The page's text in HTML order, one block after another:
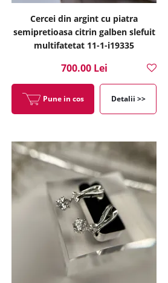
Cercei din argint cu piatra
semipretioasa citrin galben slefuit
multifatetat 11-1-i19335
700.00 Lei
Pune in cos Detalii >>